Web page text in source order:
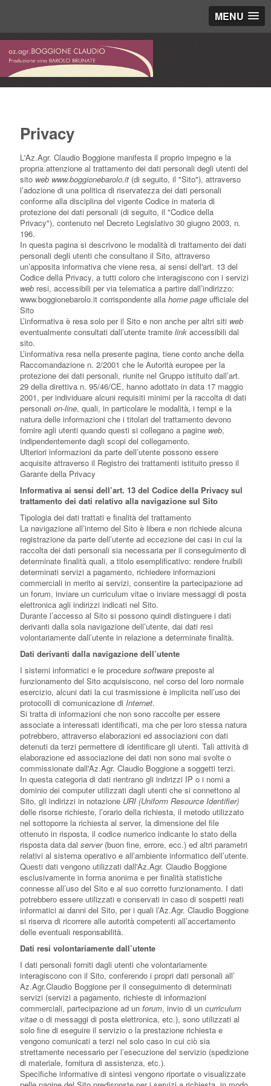
MENU
Privacy
L'Az.Agr. Claudio Boggione manifesta il proprio impegno e la
propria attenzione al trattamento dei dati personali degli utenti del
sito web www.boggionebarolo.it (di seguito, il "Sito"), attraverso
l’adozione di una politica di riservatezza dei dati personali
conforme alla disciplina del vigente Codice in materia di
protezione dei dati personali (di seguito, il "Codice della
Privacy"), contenuto nel Decreto Legislativo 30 giugno 2003, n.
196.
In questa pagina si descrivono le modalità di trattamento dei dati
personali degli utenti che consultano il Sito, attraverso
un’apposita informativa che viene resa, ai sensi dell'art. 13 del
Codice della Privacy, a tutti coloro che interagiscono con i servizi
web resi, accessibili per via telematica a partire dall’indirizzo:
www.boggionebarolo.it corrispondente alla home page ufficiale del
Sito
L’informativa è resa solo per il Sito e non anche per altri siti web
eventualmente consultati dall’utente tramite link accessibili dal
sito.
L’informativa resa nella presente pagina, tiene conto anche della
Raccomandazione n. 2/2001 che le Autorità europee per la
protezione dei dati personali, riunite nel Gruppo istituito dall’art.
29 della direttiva n. 95/46/CE, hanno adottato in data 17 maggio
2001, per individuare alcuni requisiti minimi per la raccolta di dati
personali on-line, quali, in particolare le modalità, i tempi e la
natura delle informazioni che i titolari del trattamento devono
fornire agli utenti quando questi si collegano a pagine web,
indipendentemente dagli scopi del collegamento.
Ulteriori informazioni da parte dell’utente possono essere
acquisite attraverso il Registro dei trattamenti istituito presso il
Garante della Privacy
Informativa ai sensi dell’art. 13 del Codice della Privacy sul
trattamento dei dati relativo alla navigazione sul Sito
Tipologia dei dati trattati e finalità del trattamento
La navigazione all’interno del Sito è libera e non richiede alcuna
registrazione da parte dell’utente ad eccezione dei casi in cui la
raccolta dei dati personali sia necessaria per il conseguimento di
determinate finalità quali, a titolo esemplificativo: rendere fruibili
determinati servizi a pagamento, richiedere informazioni
commerciali in merito ai servizi, consentire la partecipazione ad
un forum, inviare un curriculum vitae o inviare messaggi di posta
elettronica agli indirizzi indicati nel Sito.
Durante l’accesso al Sito si possono quindi distinguere i dati
derivanti dalla sola navigazione dell’utente, dai dati resi
volontariamente dall’utente in relazione a determinate finalità.
Dati derivanti dalla navigazione dell’utente
I sistemi informatici e le procedure software preposte al
funzionamento del Sito acquisiscono, nel corso del loro normale
esercizio, alcuni dati la cui trasmissione è implicita nell’uso dei
protocolli di comunicazione di Internet.
Si tratta di informazioni che non sono raccolte per essere
associate a interessati identificati, ma che per loro stessa natura
potrebbero, attraverso elaborazioni ed associazioni con dati
detenuti da terzi permettere di identificare gli utenti. Tali attività di
elaborazione ed associazione dei dati non sono mai svolte o
commissionate dall'Az.Agr. Claudio Boggione a soggetti terzi.
In questa categoria di dati rientrano gli indirizzi IP o i nomi a
dominio dei computer utilizzati dagli utenti che si connettono al
Sito, gli indirizzi in notazione URI (Uniform Resource Identifier)
delle risorse richieste, l’orario della richiesta, il metodo utilizzato
nel sottoporre la richiesta al server, la dimensione del file
ottenuto in risposta, il codice numerico indicante lo stato della
risposta data dal server(buon fine, errore, ecc.) ed altri parametri
relativi al sistema operativo e all’ambiente informatico dell’utente.
Questi dati vengono utilizzati dall'Az.Agr. Claudio Boggione
esclusivamente in forma anonima e per finalità statistiche
connesse all’uso del Sito e al suo corretto funzionamento. I dati
potrebbero essere utilizzati e conservati in caso di sospetti reati
informatici ai danni del Sito, per i quali l’Az.Agr. Claudio Boggione
si riserva di ricorrere alle autorità competenti all’accertamento
delle eventuali responsabilità.
Dati resi volontariamente dall’utente
I dati personali forniti dagli utenti che volontariamente
interagiscono con il Sito, conferendo i propri dati personali all’
Az.Agr.Claudio Boggione per il conseguimento di determinati
servizi (servizi a pagamento, richieste di informazioni
commerciali, partecipazione ad un forum, invio di un curriculum
vitae o di messaggi di posta elettronica, etc.), sono utilizzati al
solo fine di eseguire il servizio o la prestazione richiesta e
vengono comunicati a terzi nel solo caso in cui ciò sia
strettamente necessario per l’esecuzione del servizio (spedizione
di materiale, fornitura di assistenza, etc.).
Specifiche informative di sintesi vengono riportate o visualizzate